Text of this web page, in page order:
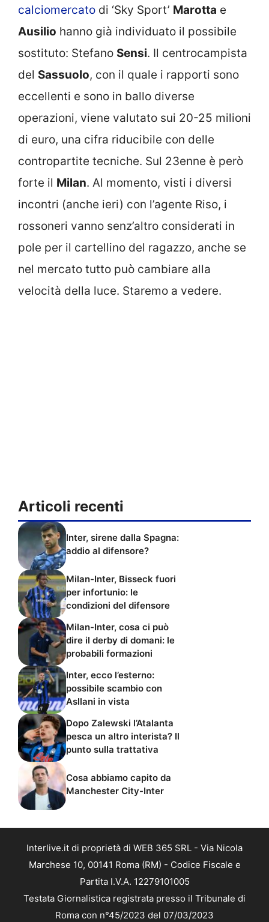
calciomercato di ‘Sky Sport’ Marotta e
Ausilio hanno già individuato il possibile
sostituto: Stefano Sensi. Il centrocampista
del Sassuolo, con il quale i rapporti sono
eccellenti e sono in ballo diverse
operazioni, viene valutato sui 20-25 milioni
di euro, una cifra riducibile con delle
contropartite tecniche. Sul 23enne è però
forte il Milan. Al momento, visti i diversi
incontri (anche ieri) con l’agente Riso, i
rossoneri vanno senz’altro considerati in
pole per il cartellino del ragazzo, anche se
nel mercato tutto può cambiare alla
velocità della luce. Staremo a vedere.
Articoli recenti
Inter, sirene dalla Spagna:
addio al difensore?
Milan-Inter, Bisseck fuori
per infortunio: le
condizioni del difensore
Milan-Inter, cosa ci può
dire il derby di domani: le
probabili formazioni
Inter, ecco l’esterno:
possibile scambio con
Asllani in vista
Dopo Zalewski l’Atalanta
pesca un altro interista? Il
punto sulla trattativa
Cosa abbiamo capito da
Manchester City-Inter
Interlive.it di proprietà di WEB 365 SRL - Via Nicola
Marchese 10, 00141 Roma (RM) - Codice Fiscale e
Partita I.V.A. 12279101005
Testata Giornalistica registrata presso il Tribunale di
Roma con n°45/2023 del 07/03/2023